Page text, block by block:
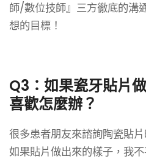
師/數位技師』三方徹底的溝
想的目標！
Q3：如果瓷牙貼片
喜歡怎麼辦？
很多患者朋友來諮詢陶瓷貼
如果貼片做出來的樣子，我不